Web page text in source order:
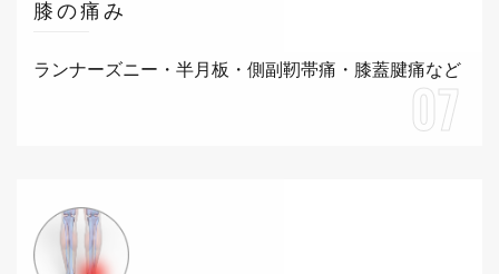
膝の痛み
ランナーズニー・半月板・側副靭帯痛・膝蓋腱痛など
07